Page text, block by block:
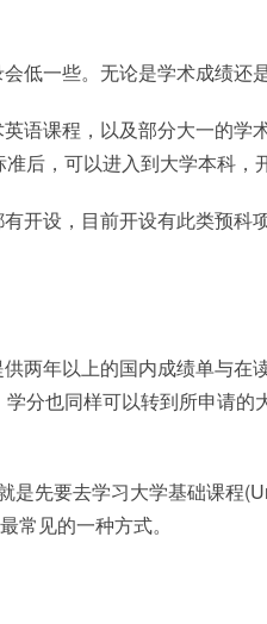
低一些。无论是学术成绩还
语课程，以及部分大一的学
后，可以进入到大学本科，
开设，目前开设有此类预科
两年以上的国内成绩单与在
分也同样可以转到所申请的
是先要去学习大学基础课程
常见的一种方式。